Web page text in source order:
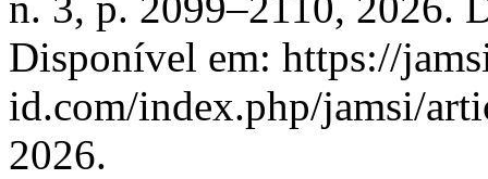
Disponível em: https://
id.com/index.php/jamsi/
2026.